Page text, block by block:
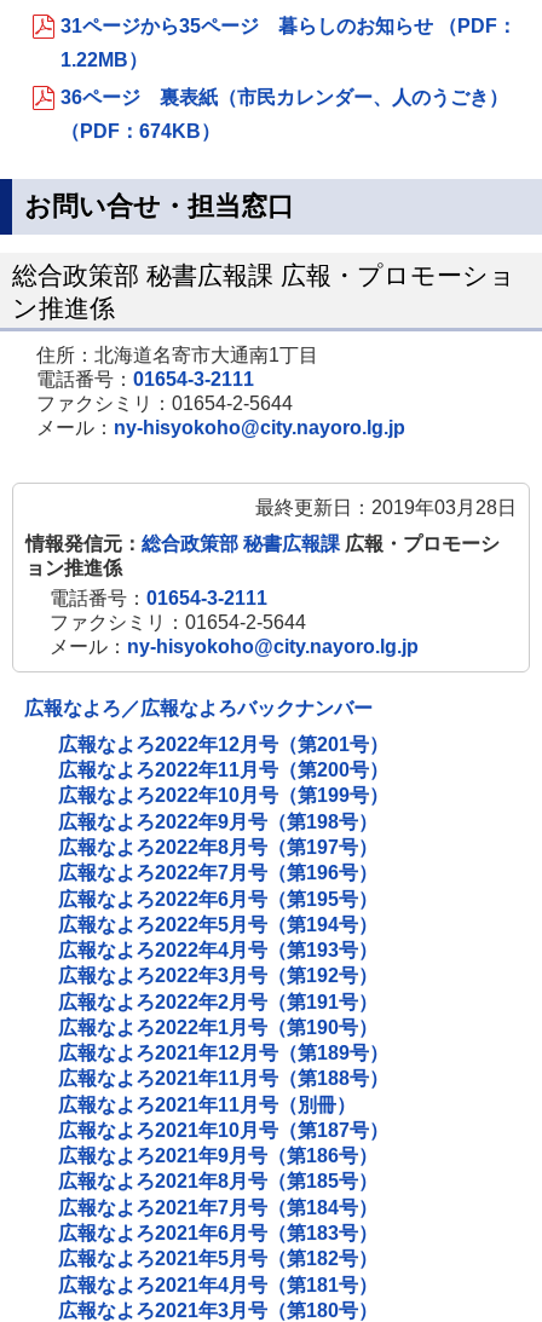
31ページから35ページ 暮らしのお知らせ （PDF：
1.22MB）
36ページ 裏表紙（市民カレンダー、人のうごき）
（PDF：674KB）
お問い合せ・担当窓口
総合政策部 秘書広報課 広報・プロモーショ
ン推進係
住所：北海道名寄市大通南1丁目
電話番号： 01654-3-2111
ファクシミリ：01654-2-5644
メール： ny-hisyokoho@city.nayoro.lg.jp
最終更新日：2019年03月28日
情報発信元： 総合政策部 秘書広報課 広報・プロモーシ
ョン推進係
電話番号： 01654-3-2111
ファクシミリ：01654-2-5644
メール： ny-hisyokoho@city.nayoro.lg.jp
広報なよろ／広報なよろバックナンバー
広報なよろ2022年12月号（第201号）
広報なよろ2022年11月号（第200号）
広報なよろ2022年10月号（第199号）
広報なよろ2022年9月号（第198号）
広報なよろ2022年8月号（第197号）
広報なよろ2022年7月号（第196号）
広報なよろ2022年6月号（第195号）
広報なよろ2022年5月号（第194号）
広報なよろ2022年4月号（第193号）
広報なよろ2022年3月号（第192号）
広報なよろ2022年2月号（第191号）
広報なよろ2022年1月号（第190号）
広報なよろ2021年12月号（第189号）
広報なよろ2021年11月号（第188号）
広報なよろ2021年11月号（別冊）
広報なよろ2021年10月号（第187号）
広報なよろ2021年9月号（第186号）
広報なよろ2021年8月号（第185号）
広報なよろ2021年7月号（第184号）
広報なよろ2021年6月号（第183号）
広報なよろ2021年5月号（第182号）
広報なよろ2021年4月号（第181号）
広報なよろ2021年3月号（第180号）